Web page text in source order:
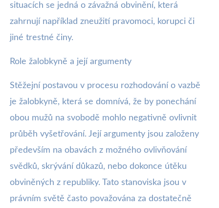
situacích se jedná o závažná obvinění, která
zahrnují například zneužití pravomoci, korupci či
jiné trestné činy.
Role žalobkyně a její argumenty
Stěžejní postavou v procesu rozhodování o vazbě
je žalobkyně, která se domnívá, že by ponechání
obou mužů na svobodě mohlo negativně ovlivnit
průběh vyšetřování. Její argumenty jsou založeny
především na obavách z možného ovlivňování
svědků, skrývání důkazů, nebo dokonce útěku
obviněných z republiky. Tato stanoviska jsou v
právním světě často považována za dostatečně